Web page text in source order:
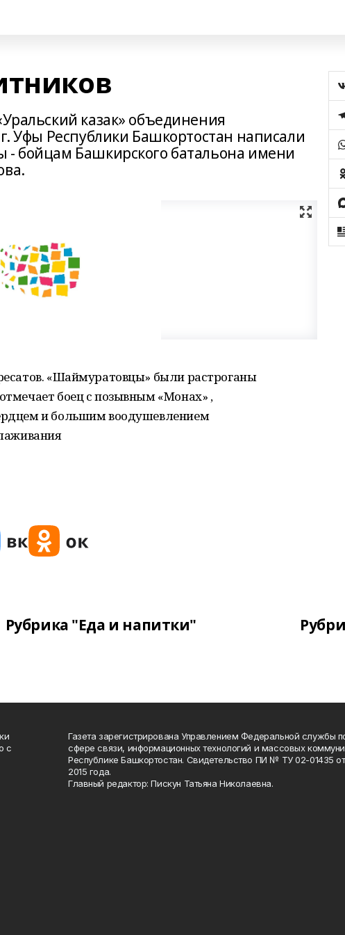
казак» объединения
Уфы Республики Башкортостан написали
бойцам Башкирского батальона имени
«Шаймуратовцы» были растроганы
боец с позывным «Монах» ,
и большим воодушевлением
Рубрика "Еда и напитки"
с
Газета зарегистрирована Управлением Федеральной службы
сфере связи, информационных технологий и массовых
Республике Башкортостан. Свидетельство ПИ № ТУ 02-01435 от
2015 года.
Главный редактор: Пискун Татьяна Николаевна.